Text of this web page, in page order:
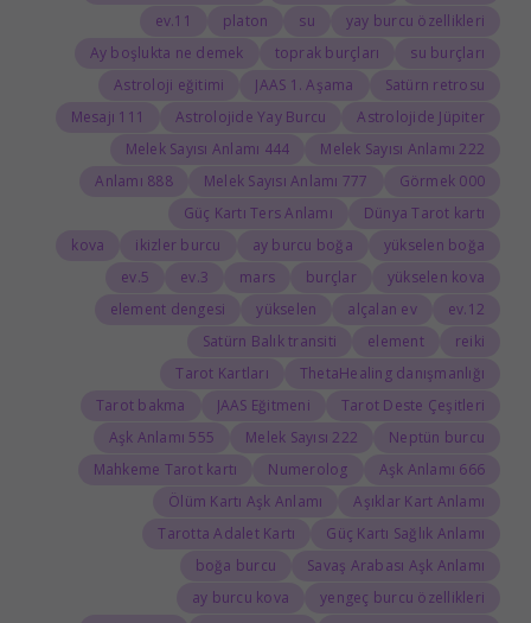
yay burcu özellikleri
su
platon
11.ev
su burçları
toprak burçları
Ay boşlukta ne demek
Satürn retrosu
JAAS 1. Aşama
Astroloji eğitimi
Astrolojide Jüpiter
Astrolojide Yay Burcu
111 Mesajı
222 Melek Sayısı Anlamı
444 Melek Sayısı Anlamı
000 Görmek
777 Melek Sayısı Anlamı
888 Anlamı
Dünya Tarot kartı
Güç Kartı Ters Anlamı
yükselen boğa
ay burcu boğa
ikizler burcu
kova
yükselen kova
burçlar
mars
3.ev
5.ev
12.ev
alçalan ev
yükselen
element dengesi
reiki
element
Satürn Balık transiti
ThetaHealing danışmanlığı
Tarot Kartları
Tarot Deste Çeşitleri
JAAS Eğitmeni
Tarot bakma
Neptün burcu
222 Melek Sayısı
555 Aşk Anlamı
666 Aşk Anlamı
Numerolog
Mahkeme Tarot kartı
Aşıklar Kart Anlamı
Ölüm Kartı Aşk Anlamı
Güç Kartı Sağlık Anlamı
Tarotta Adalet Kartı
Savaş Arabası Aşk Anlamı
boğa burcu
yengeç burcu özellikleri
ay burcu kova